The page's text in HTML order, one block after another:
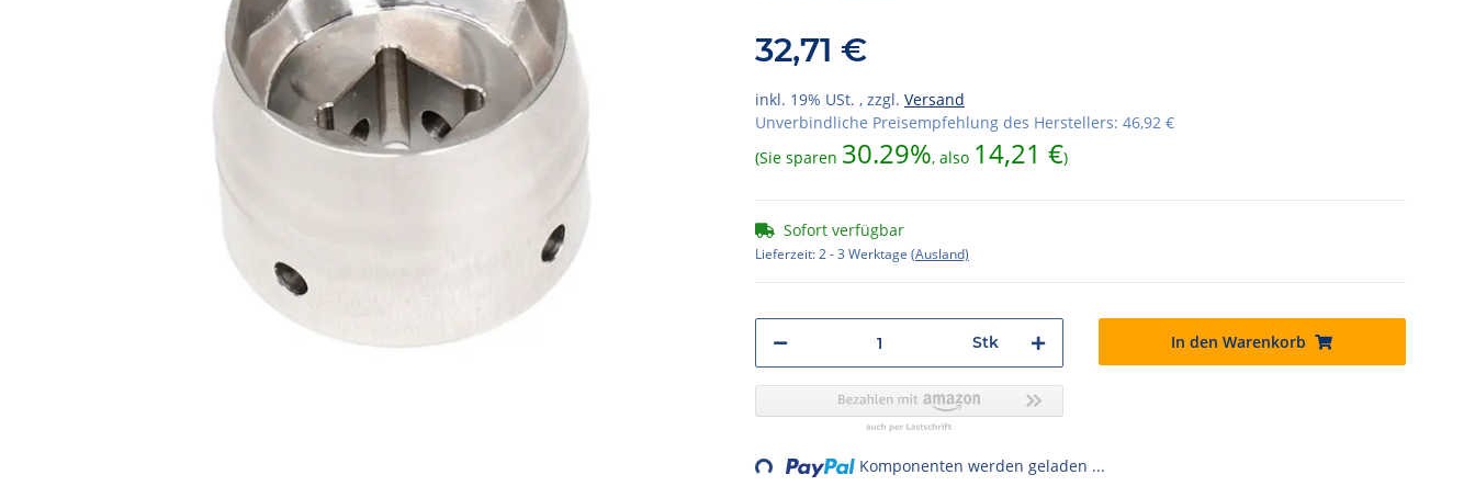
32,71 €
inkl. 19% USt. , zzgl. Versand
Unverbindliche Preisempfehlung des Herstellers: 46,92 €
(Sie sparen 30.29%, also 14,21 €)
Sofort verfügbar
Lieferzeit:2 - 3 Werktage (Ausland)
Stk In den Warenkorb
Loading... Komponenten werden geladen ...